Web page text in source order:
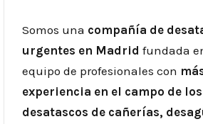
Somos una compañía de
urgentes en Madrid fundada
equipo de profesionales con
experiencia en el campo de
desatascos de cañerías,